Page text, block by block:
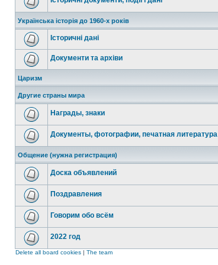
Українська історія до 1960-х років
Історичні дані
Документи та архіви
Царизм
Другие страны мира
Награды, знаки
Документы, фотографии, печатная литература
Общение (нужна регистрация)
Доска объявлений
Поздравления
Говорим обо всём
2022 год
Delete all board cookies | The team